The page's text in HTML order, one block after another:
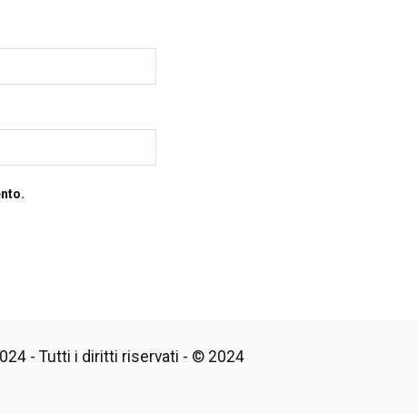
- Tutti i diritti riservati - © 2024